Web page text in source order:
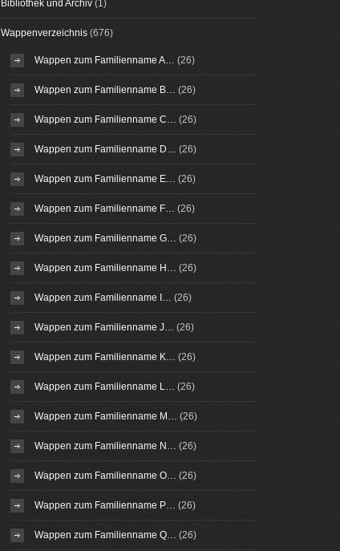
Bibliothek und Archiv(1)
Wappenverzeichnis(676)
Wappen zum Familienname A… (26)
Wappen zum Familienname B… (26)
Wappen zum Familienname C… (26)
Wappen zum Familienname D… (26)
Wappen zum Familienname E… (26)
Wappen zum Familienname F… (26)
Wappen zum Familienname G… (26)
Wappen zum Familienname H… (26)
Wappen zum Familienname I… (26)
Wappen zum Familienname J… (26)
Wappen zum Familienname K… (26)
Wappen zum Familienname L… (26)
Wappen zum Familienname M… (26)
Wappen zum Familienname N… (26)
Wappen zum Familienname O… (26)
Wappen zum Familienname P… (26)
Wappen zum Familienname Q… (26)